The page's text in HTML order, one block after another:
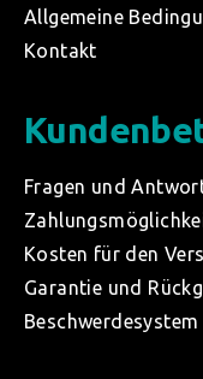
Allgemeine
Kontakt
Fragen und
Kosten für den
Garantie und
Beschwerdesystem